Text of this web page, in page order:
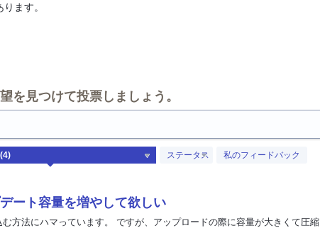
ます。
を見つけて投票しましょう。
ステータス 私のフィードバック
ート容量を増やして欲しい
方法にハマっています。 ですが、アップロードの際に容量が大きくて圧縮